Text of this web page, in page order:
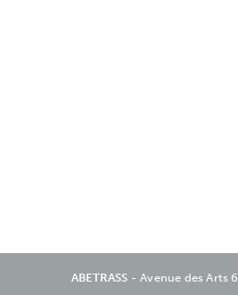
ABETRASS Avenue des Arts 6